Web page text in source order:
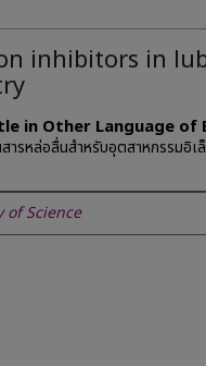
inhibitors in
in Other Language of
ารหล่อลื่นสำหรับอุตสาหกรรมอิเ
of Science